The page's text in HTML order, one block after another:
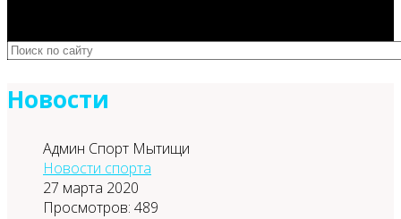
Новости
Админ Спорт Мытищи
Новости спорта
27 марта 2020
Просмотров: 489